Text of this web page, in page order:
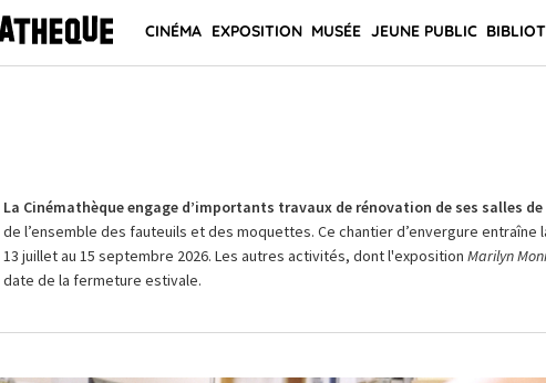
CINÉMA EXPOSITION MUSÉE JEUNE PUBLIC
La Cinémathèque engage d’importants travaux de rénovation de ses salles
de l’ensemble des fauteuils et des moquettes. Ce chantier d’envergure
13 juillet au 15 septembre 2026. Les autres activités, dont l'exposition Marilyn
date de la fermeture estivale.